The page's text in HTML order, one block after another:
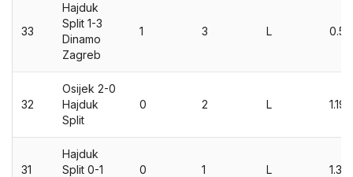
33
Hajduk
Split 1-3
Dinamo
Zagreb
1 3 L 0.53
32
Osijek 2-0
Hajduk
Split
0 2 L 1.19
31
Hajduk
Split 0-1
0 1 L 1.36